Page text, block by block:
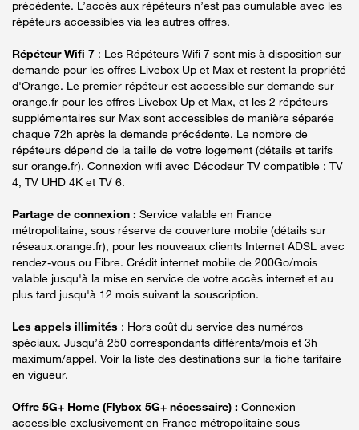
précédente. L’accès aux répéteurs n’est pas cumulable avec les
répéteurs accessibles via les autres offres.
Répéteur Wifi 7 : Les Répéteurs Wifi 7 sont mis à disposition sur
demande pour les offres Livebox Up et Max et restent la propriété
d'Orange. Le premier répéteur est accessible sur demande sur
orange.fr pour les offres Livebox Up et Max, et les 2 répéteurs
supplémentaires sur Max sont accessibles de manière séparée
chaque 72h après la demande précédente. Le nombre de
répéteurs dépend de la taille de votre logement (détails et tarifs
sur orange.fr). Connexion wifi avec Décodeur TV compatible : TV
4, TV UHD 4K et TV 6.
Partage de connexion : Service valable en France
métropolitaine, sous réserve de couverture mobile (détails sur
réseaux.orange.fr), pour les nouveaux clients Internet ADSL avec
rendez-vous ou Fibre. Crédit internet mobile de 200Go/mois
valable jusqu'à la mise en service de votre accès internet et au
plus tard jusqu'à 12 mois suivant la souscription.
Les appels illimités : Hors coût du service des numéros
spéciaux. Jusqu’à 250 correspondants différents/mois et 3h
maximum/appel. Voir la liste des destinations sur la fiche tarifaire
en vigueur.
Offre 5G+ Home (Flybox 5G+ nécessaire) : Connexion
accessible exclusivement en France métropolitaine sous